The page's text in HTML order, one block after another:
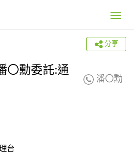
Toggle
分享
〇勳委託:通
潘〇勳
台